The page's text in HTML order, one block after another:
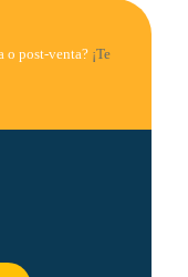
o post-venta? ¡Te